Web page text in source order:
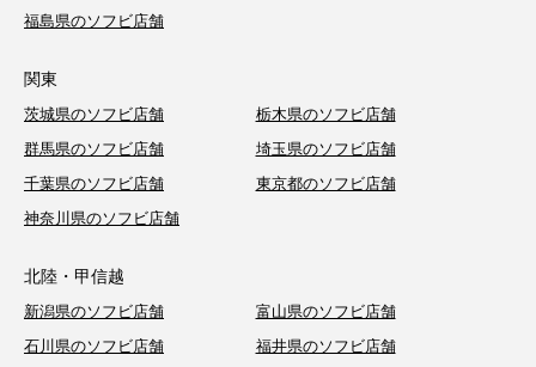
福島県のソフビ店舗
関東
茨城県のソフビ店舗
栃木県のソフビ店舗
群馬県のソフビ店舗
埼玉県のソフビ店舗
千葉県のソフビ店舗
東京都のソフビ店舗
神奈川県のソフビ店舗
北陸・甲信越
新潟県のソフビ店舗
富山県のソフビ店舗
石川県のソフビ店舗
福井県のソフビ店舗